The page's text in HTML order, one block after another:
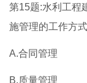
第15题:水利工程
施管理的工作方式
A.合同管理
B.质量管理